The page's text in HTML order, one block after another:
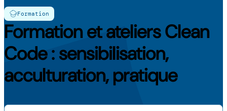
Formation
Formation et ateliers Clean
Code : sensibilisation,
acculturation, pratique